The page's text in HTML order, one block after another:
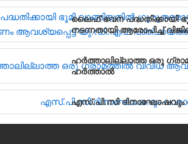
ലൈഫ് ഭവന പദ്ധതിക്കായി
നടന്നതായി ആരോപിച്ച്
പഞ്ചായത്ത് ഓഫീസിലേക്ക്
ഹർത്താലില്ലാത്ത ഒരു
ഹർത്താൽ
എസ്.പി.സി ദിനാഘോഷവും